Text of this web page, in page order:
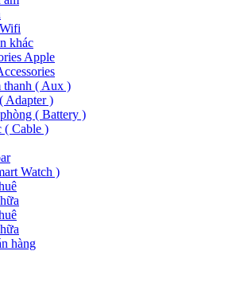
khác
Apple
thanh ( Aux )
Adapter )
( Battery )
( Cable )
Watch )
hàng